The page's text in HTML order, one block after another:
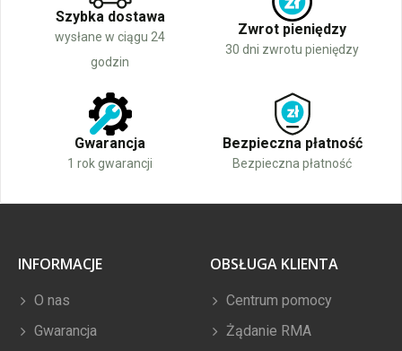
Szybka dostawa
wysłane w ciągu 24
godzin
Zwrot pieniędzy
30 dni zwrotu pieniędzy
Gwarancja
1 rok gwarancji
Bezpieczna płatność
Bezpieczna płatność
INFORMACJE
O nas
Gwarancja
OBSŁUGA KLIENTA
Centrum pomocy
Żądanie RMA